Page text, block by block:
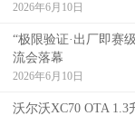
2026年6月10日
“极限验证·出厂即赛
流会落幕
2026年6月10日
沃尔沃XC70 OTA